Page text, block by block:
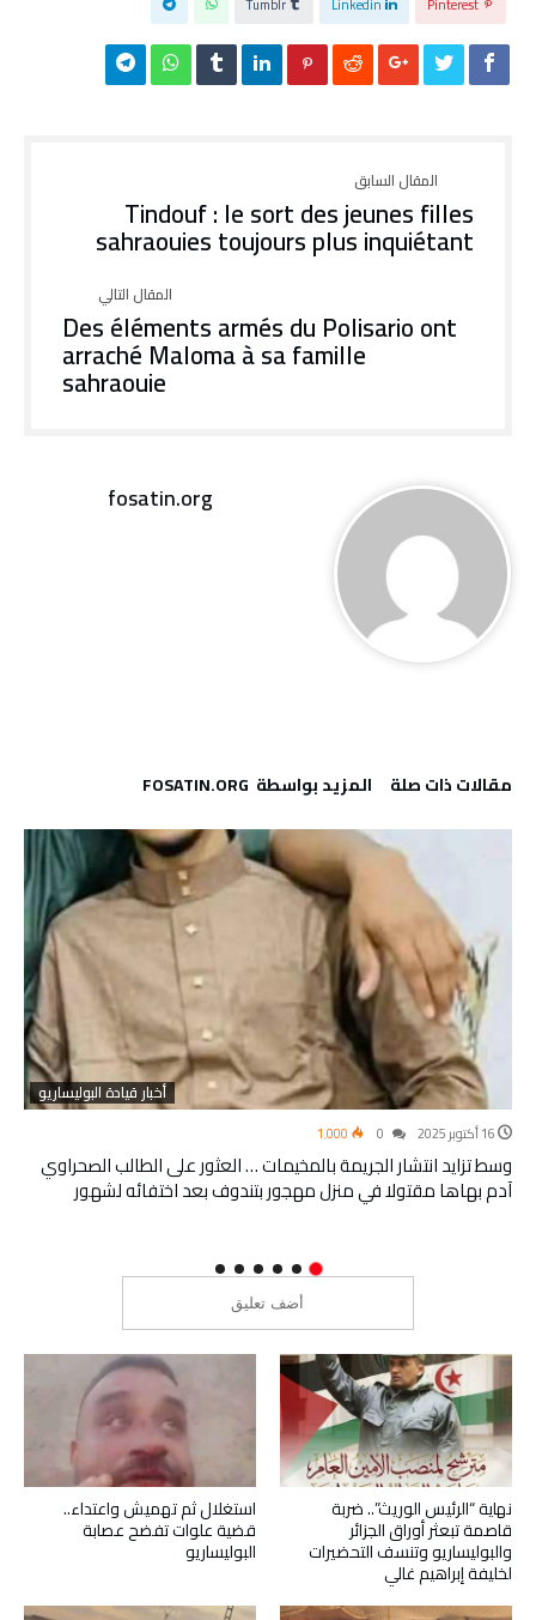
Tindouf : le sort des jeunes filles
sahraouies toujours plus inquiétant
Des éléments armés du Polisario ont
arraché Maloma à sa famille
sahraouie
fosatin.org
‫مقالات ذات صلة‬ ‫‫المزيد بواسطة‬ ‬ FOSATIN.ORG
أخبار قيادة البوليساريو
16 أكتوبر 2025 1٬000
وسط تزايد انتشار الجريمة بالمخيمات … العثور على الطالب الصحراوي
آدم بهاها مقتولا في منزل مهجور بتندوف بعد اختفائه لشهور
استغلال ثم تهميش واعتداء..
قضية علوات تفضح عصابة
البوليساريو
نهاية “الرئيس الوريث”.. ضربة
قاصمة تبعثر أوراق الجزائر
والبوليساريو وتنسف التحضيرات
لخليفة إبراهيم غالي